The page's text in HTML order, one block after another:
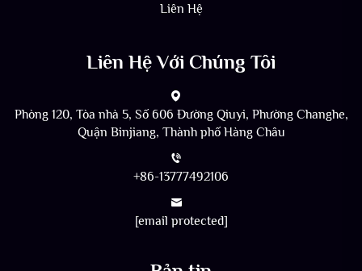
Liên Hệ
Liên Hệ Với Chúng Tôi
Phòng 120, Tòa nhà 5, Số 606 Đường Qiuyi, Phường Changhe,
Quận Binjiang, Thành phố Hàng Châu
+86-13777492106
[email protected]